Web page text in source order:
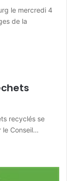
le mercredi 4
de la
recyclés se
Conseil…